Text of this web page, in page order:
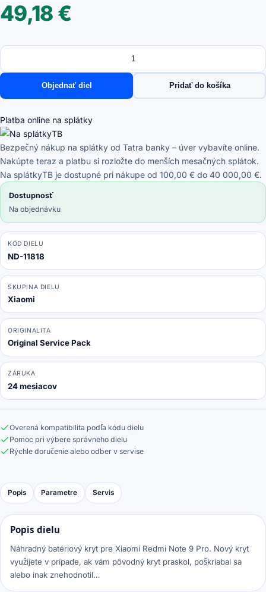
49,18 €
Množstvo
množstvo
Xiaomi
Redmi
Note
Pro
-
Batériový
Kryt
(Glacier
White)
55050000751Q
Genuine
Service
Pack
Objednať diel Pridať do košíka
Platba online na splátky
Bezpečný nákup na splátky od Tatra banky – úver vybavíte online.
Nakúpte teraz a platbu si rozložte do menších mesačných splátok.
Na splátkyTB je dostupné pri nákupe od 100,00 € do 40 000,00 €.
Dostupnosť
Na objednávku
KÓD DIELU
ND-11818
SKUPINA DIELU
Xiaomi
ORIGINALITA
Original Service Pack
ZÁRUKA
24 mesiacov
Overená kompatibilita podľa kódu dielu
Pomoc pri výbere správneho dielu
Rýchle doručenie alebo odber v servise
Popis Parametre Servis
Popis dielu
Náhradný batériový kryt pre Xiaomi Redmi Note 9 Pro. Nový kryt
využijete v prípade, ak vám pôvodný kryt praskol, poškriabal sa
alebo inak znehodnotil…